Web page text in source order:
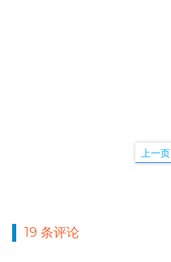
上一页
19 条评论